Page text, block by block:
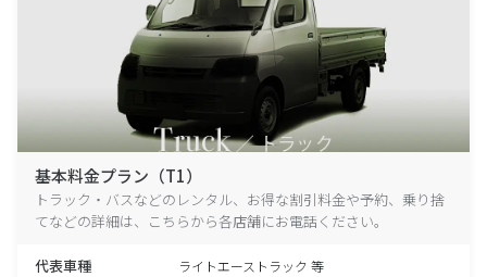
基本料金プラン（T1）
トラック・バスなどのレンタル、お得な割引料金や予約、乗り捨
てなどの詳細は、こちらから各店舗にお電話ください。
代表車種 ライトエーストラック 等